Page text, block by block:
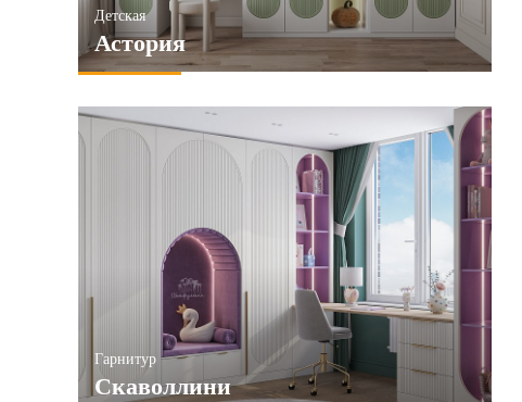
Детская
Астория
Гарнитур
Скаволлини